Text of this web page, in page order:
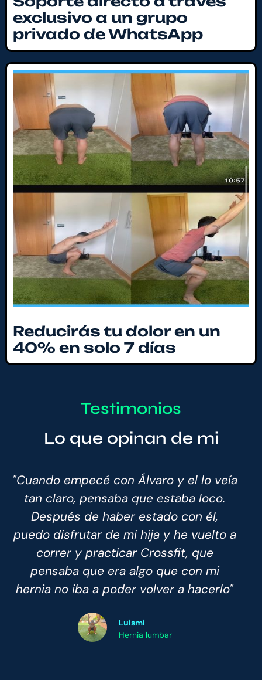
exclusivo a un grupo
privado de WhatsApp
Reducirás tu dolor en un
40% en solo 7 días
Testimonios
Lo que opinan de mi
"Gracias a Álvaro he podido recuperar
mi calidad de vida, volver a disfrutar de
la naturaleza y correr con seguridad.
Levantarme por la mañana ya no es ese
momento de dolor y rigidez. No solo he
mejorado, también he aprendido a
como gestionar mi dolor"
Marta
Espondilolistesis y artrosis